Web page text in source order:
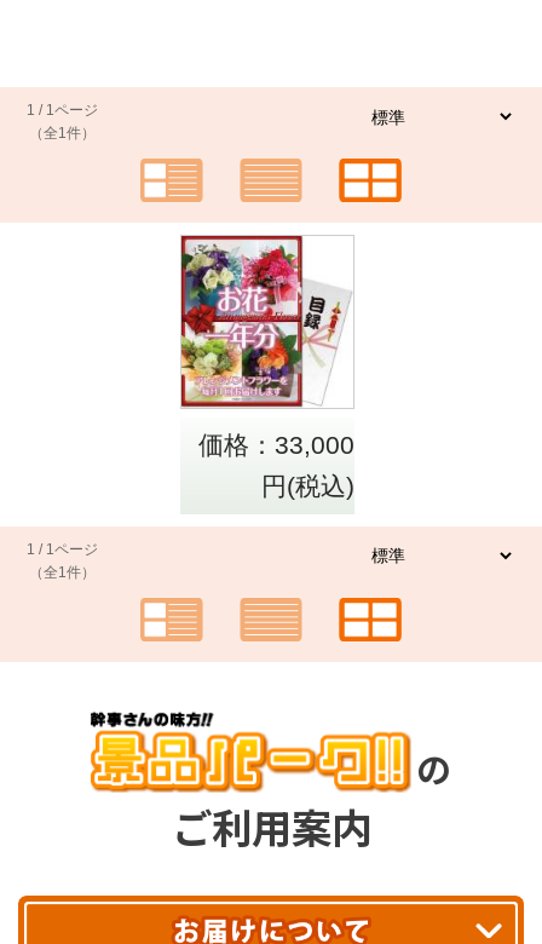
1 / 1ページ
（全1件）
価格：33,000
円(税込)
1 / 1ページ
（全1件）
の
ご利用案内